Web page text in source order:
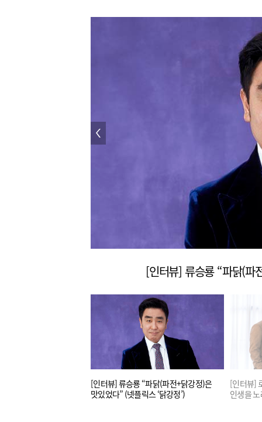
[인터뷰] 류승룡 “파닭(파
[인터뷰] 류승룡 “파닭(파전+닭강정)은
맛있었다” (넷플릭스 ‘닭강정’)
[인터뷰]
인생을